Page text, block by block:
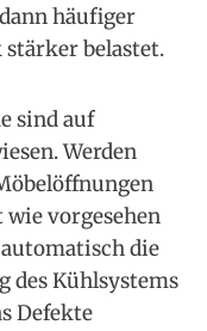
häufiger
stärker belastet.
sind auf
Werden
vorgesehen
die
des Kühlsystems
Defekte